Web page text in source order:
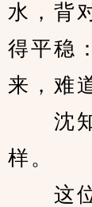
水，背
得平稳
来，难
沈知
样。
这位